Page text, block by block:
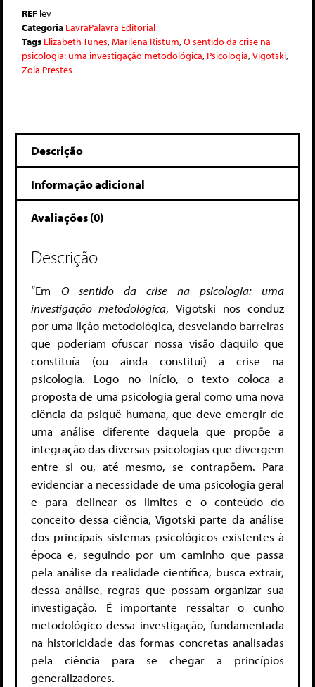
REF lev
Categoria LavraPalavra Editorial
Tags Elizabeth Tunes,Marilena Ristum,O sentido da crise na
psicologia: uma investigação metodológica, Psicologia,Vigotski,
Zoia Prestes
Descrição
Informação adicional
Avaliações (0)
Descrição
“Em O sentido da crise na psicologia: uma
investigação metodológica, Vigotski nos conduz
por uma lição metodológica, desvelando barreiras
que poderiam ofuscar nossa visão daquilo que
constituía (ou ainda constitui) a crise na
psicologia. Logo no início, o texto coloca a
proposta de uma psicologia geral como uma nova
ciência da psiquê humana, que deve emergir de
uma análise diferente daquela que propõe a
integração das diversas psicologias que divergem
entre si ou, até mesmo, se contrapõem. Para
evidenciar a necessidade de uma psicologia geral
e para delinear os limites e o conteúdo do
conceito dessa ciência, Vigotski parte da análise
dos principais sistemas psicológicos existentes à
época e, seguindo por um caminho que passa
pela análise da realidade científica, busca extrair,
dessa análise, regras que possam organizar sua
investigação. É importante ressaltar o cunho
metodológico dessa investigação, fundamentada
na historicidade das formas concretas analisadas
pela ciência para se chegar a princípios
generalizadores.